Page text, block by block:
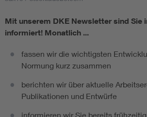
Mit unserem DKE Newsletter sind Sie
informiert! Monatlich ...
fassen wir die wichtigsten
Normung kurz zusammen
berichten wir über aktuelle
Publikationen und Entwürfe
informieren wir Sie bereits